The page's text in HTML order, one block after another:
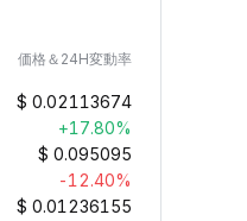
価格＆24H変動率
$ 0.02113674
+17.80%
$ 0.095095
-12.40%
$ 0.01236155